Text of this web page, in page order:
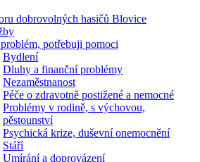
dobrovolných hasičů Blovice
potřebuji pomoci
Bydlení
Dluhy a finanční problémy
Nezaměstnanost
Péče o zdravotně postižené a nemocné
Problémy v rodině, s výchovou,
pěstounství
Psychická krize, duševní onemocnění
Stáří
Umírání a doprovázení